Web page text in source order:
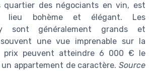
quartier des négociants en vin, est
lieu bohème et élégant. Les
sont généralement grands et
une vue imprenable sur la
prix peuvent atteindre 6 000 € le
appartement de caractère. Source